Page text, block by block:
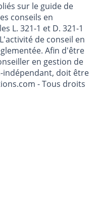
sur le guide de
conseils en
L. 321-1 et D. 321-1
de conseil en
Afin d'être
en gestion de
doit être
- Tous droits